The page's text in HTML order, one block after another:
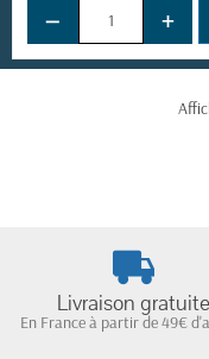
− +
Livraison gratuite
En France à partir de 49€